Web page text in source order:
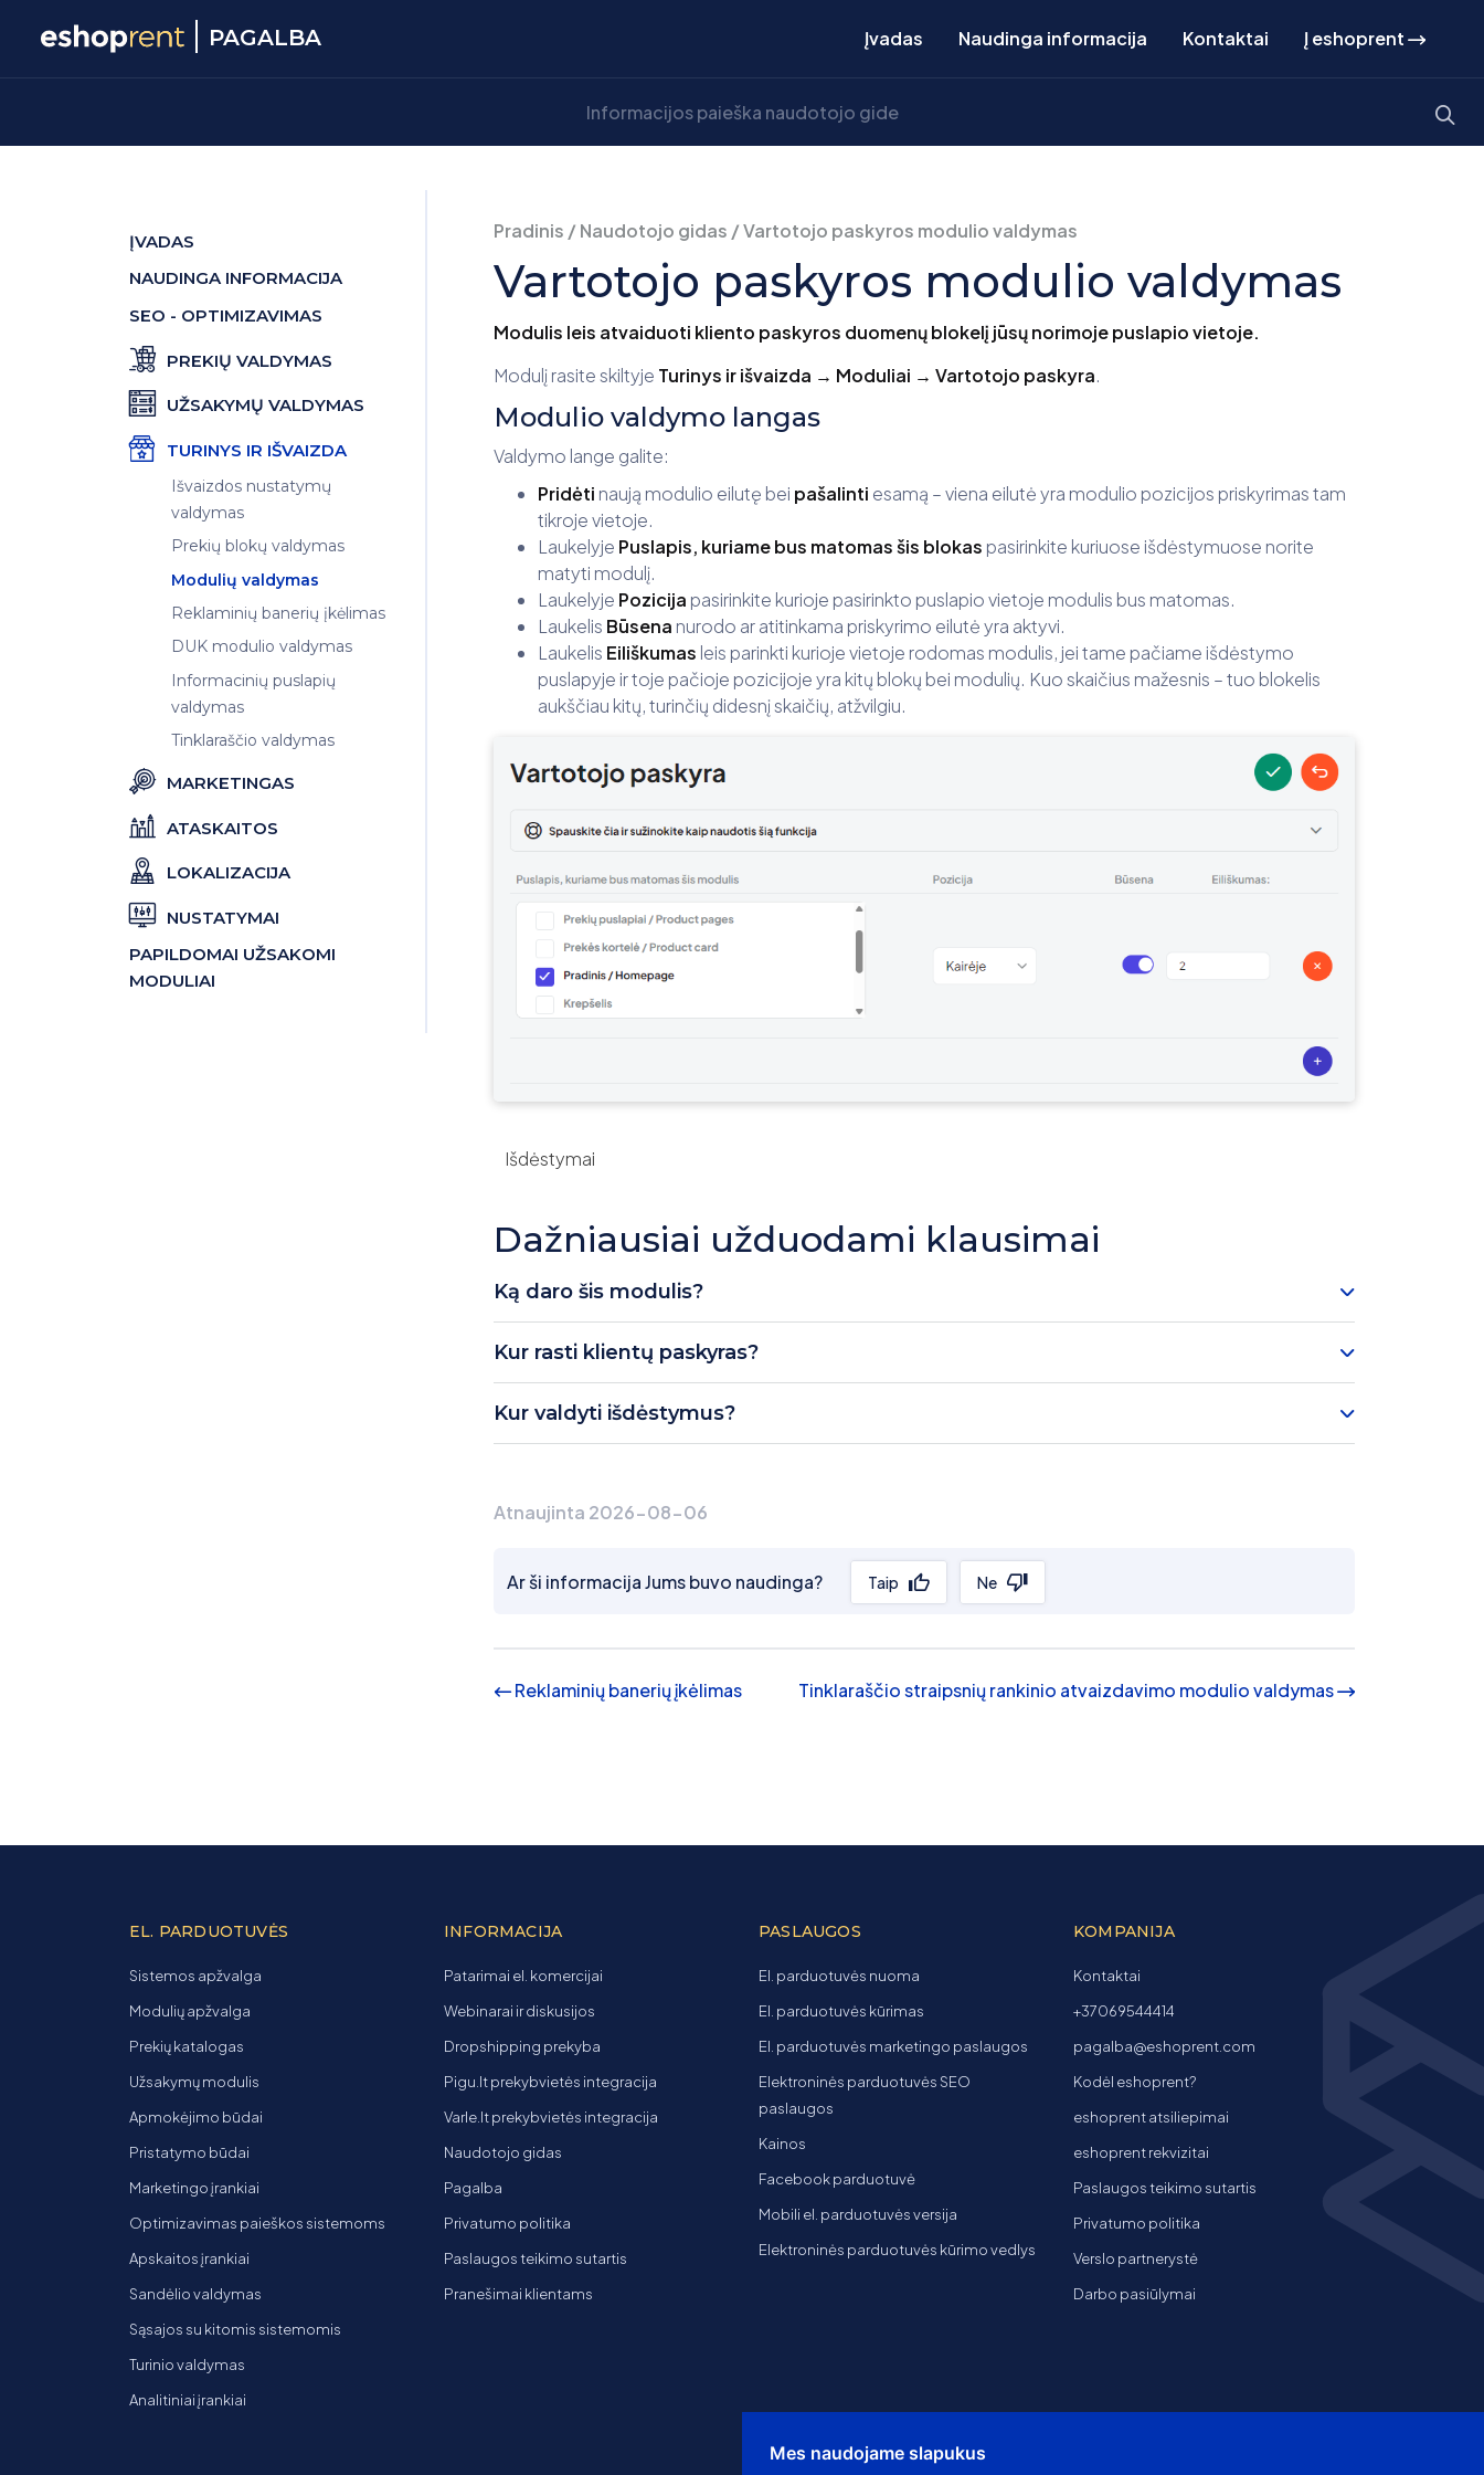
Mes naudojame slapukus
PAGALBA Įvadas Naudinga informacija Kontaktai Į eshoprent
Pradinis /Naudotojo gidas /Vartotojo paskyros modulio valdymas
Vartotojo paskyros modulio valdymas
Modulis leis atvaiduoti kliento paskyros duomenų blokelį jūsų norimoje puslapio vietoje.
Modulį rasite skiltyje Turinys ir išvaizda → Moduliai → Vartotojo paskyra.
Modulio valdymo langas
Valdymo lange galite:
Pridėti naują modulio eilutę bei pašalinti esamą – viena eilutė yra modulio pozicijos priskyrimas tam
tikroje vietoje.
Laukelyje Puslapis, kuriame bus matomas šis blokas pasirinkite kuriuose išdėstymuose norite
matyti modulį.
Laukelyje Pozicija pasirinkite kurioje pasirinkto puslapio vietoje modulis bus matomas.
Laukelis Būsena nurodo ar atitinkama priskyrimo eilutė yra aktyvi.
Laukelis Eiliškumas leis parinkti kurioje vietoje rodomas modulis, jei tame pačiame išdėstymo
puslapyje ir toje pačioje pozicijoje yra kitų blokų bei modulių. Kuo skaičius mažesnis – tuo blokelis
aukščiau kitų, turinčių didesnį skaičių, atžvilgiu.
Išdėstymai
Dažniausiai užduodami klausimai
Ką daro šis modulis?
Kur rasti klientų paskyras?
Kur valdyti išdėstymus?
Atnaujinta 2026-08-06
Ar ši informacija Jums buvo naudinga? Taip Ne
Reklaminių banerių įkėlimas Tinklaraščio straipsnių rankinio atvaizdavimo modulio valdymas
ĮVADAS
NAUDINGA INFORMACIJA
SEO - OPTIMIZAVIMAS
PREKIŲ VALDYMAS
UŽSAKYMŲ VALDYMAS
TURINYS IR IŠVAIZDA
Išvaizdos nustatymų
valdymas
Prekių blokų valdymas
Modulių valdymas
Reklaminių banerių įkėlimas
DUK modulio valdymas
Informacinių puslapių
valdymas
Tinklaraščio valdymas
MARKETINGAS
ATASKAITOS
LOKALIZACIJA
NUSTATYMAI
PAPILDOMAI UŽSAKOMI
MODULIAI
EL. PARDUOTUVĖS
Sistemos apžvalga
Modulių apžvalga
Prekių katalogas
Užsakymų modulis
Apmokėjimo būdai
Pristatymo būdai
Marketingo įrankiai
Optimizavimas paieškos sistemoms
Apskaitos įrankiai
Sandėlio valdymas
Sąsajos su kitomis sistemomis
Turinio valdymas
Analitiniai įrankiai
INFORMACIJA
Patarimai el. komercijai
Webinarai ir diskusijos
Dropshipping prekyba
Pigu.lt prekybvietės integracija
Varle.lt prekybvietės integracija
Naudotojo gidas
Pagalba
Privatumo politika
Paslaugos teikimo sutartis
Pranešimai klientams
PASLAUGOS
El. parduotuvės nuoma
El. parduotuvės kūrimas
El. parduotuvės marketingo paslaugos
Elektroninės parduotuvės SEO
paslaugos
Kainos
Facebook parduotuvė
Mobili el. parduotuvės versija
Elektroninės parduotuvės kūrimo vedlys
KOMPANIJA
Kontaktai
+37069544414
pagalba@eshoprent.com
Kodėl eshoprent?
eshoprent atsiliepimai
eshoprent rekvizitai
Paslaugos teikimo sutartis
Privatumo politika
Verslo partnerystė
Darbo pasiūlymai